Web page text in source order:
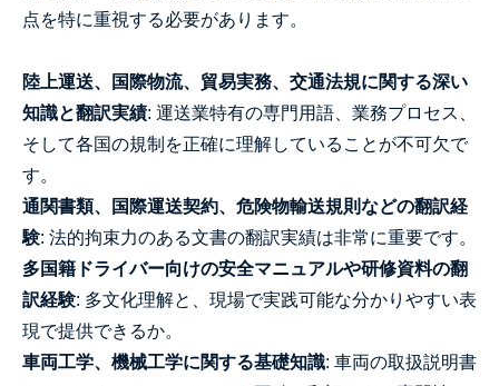
点を特に重視する必要があります。
陸上運送、国際物流、貿易実務、交通法規に関する深い
知識と翻訳実績: 運送業特有の専門用語、業務プロセス、
そして各国の規制を正確に理解していることが不可欠で
す。
通関書類、国際運送契約、危険物輸送規則などの翻訳経
験: 法的拘束力のある文書の翻訳実績は非常に重要です。
多国籍ドライバー向けの安全マニュアルや研修資料の翻
訳経験: 多文化理解と、現場で実践可能な分かりやすい表
現で提供できるか。
車両工学、機械工学に関する基礎知識: 車両の取扱説明書